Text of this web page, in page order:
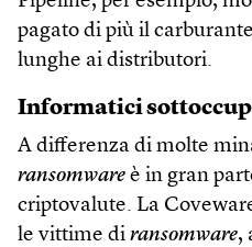
pagato di più il
lunghe ai distributori.
Informatici
A differenza di molte
ransomware è in gran
criptovalute. La
le vittime di ransomware,